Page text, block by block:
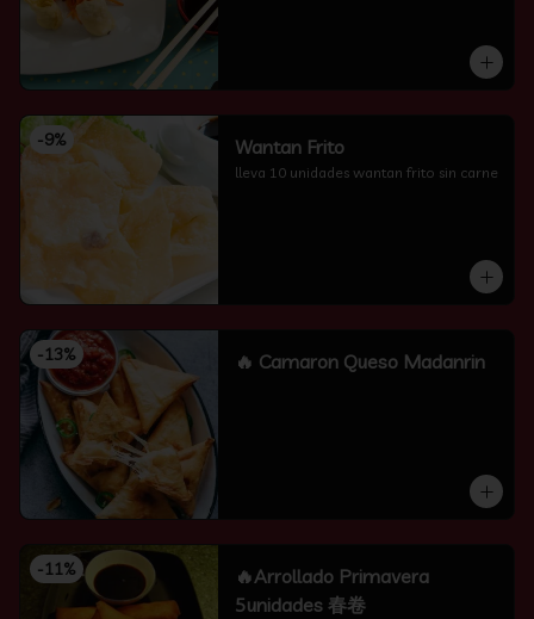
-9% Wantan Frito
lleva 10 unidades wantan frito sin carne
-13% 🔥 Camaron Queso Madanrin
-11%
🔥Arrollado Primavera
5unidades 春卷